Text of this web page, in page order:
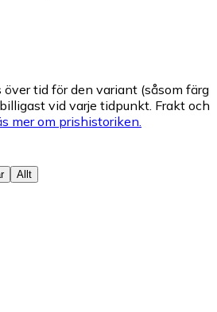
tid för den variant (såsom färg
vid varje tidpunkt. Frakt och
mer om prishistoriken.
Allt